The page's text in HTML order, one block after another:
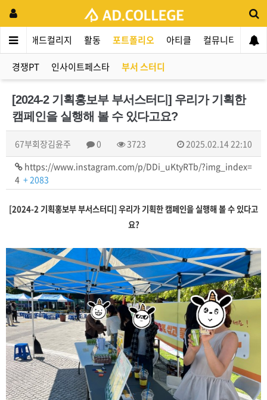
애드컬리지 활동 포트폴리오 아티클 컬뮤니티 애
경쟁PT 인사이트페스타 부서 스터디
[2024-2 기획홍보부 부서스터디] 우리가 기획한
캠페인을 실행해 볼 수 있다고요?
67부회장김윤주 0 3723
2025.02.14 22:10
https://www.instagram.com/p/DDi_uKtyRTb/?img_index=
4 + 2083
[2024-2 기획홍보부 부서스터디] 우리가 기획한 캠페인을 실행해 볼 수 있다고
요?